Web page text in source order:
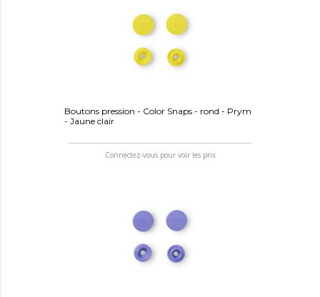
Boutons pression - Color Snaps - rond - Prym
- Jaune clair
Connectez-vous pour voir les prix